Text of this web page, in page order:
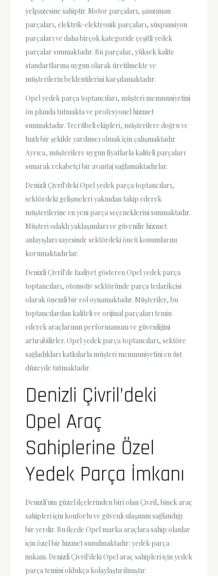
yelpazesine sahiptir. Motor parçaları, şanzıman
parçaları, elektrik-elektronik parçaları, süspansiyon
parçaları ve daha birçok kategoride çeşitli yedek
parçalar sunmaktadır. Bu parçalar, yüksek kalite
standartlarına uygun olarak üretilmekte ve
müşterilerin beklentilerini karşılamaktadır.
Opel yedek parça toptancıları, müşteri memnuniyetini
ön planda tutmakta ve profesyonel hizmet
sunmaktadır. Tecrübeli ekipleri, müşterilere doğru ve
hızlı bir şekilde yardımcı olmak için çalışmaktadır.
Ayrıca, müşterilere uygun fiyatlarla kaliteli parçaları
sunarak rekabetçi bir avantaj sağlamaktadırlar.
Denizli Çivril'deki Opel yedek parça toptancıları,
sektördeki gelişmeleri yakından takip ederek
müşterilerine en yeni parça seçeneklerini sunmaktadır.
Müşteri odaklı yaklaşımları ve güvenilir hizmet
anlayışları sayesinde sektördeki öncü konumlarını
korumaktadırlar.
Denizli Çivril'de faaliyet gösteren Opel yedek parça
toptancıları, otomotiv sektöründe parça tedarikçisi
olarak önemli bir rol oynamaktadır. Müşteriler, bu
toptancılardan kaliteli ve orijinal parçaları temin
ederek araçlarının performansını ve güvenliğini
artırabilirler. Opel yedek parça toptancıları, sektöre
sağladıkları katkılarla müşteri memnuniyetini en üst
düzeyde tutmaktadır.
Denizli Çivril’deki
Opel Araç
Sahiplerine Özel
Yedek Parça İmkanı
Denizli'nin güzel ilçelerinden biri olan Çivril, binek araç
sahipleri için konforlu ve güvenli ulaşımın sağlandığı
bir yerdir. Bu ilçede Opel marka araçlara sahip olanlar
için özel bir hizmet sunulmaktadır: yedek parça
imkanı. Denizli Çivril'deki Opel araç sahipleri için yedek
parça temini oldukça kolaylaştırılmıştır.